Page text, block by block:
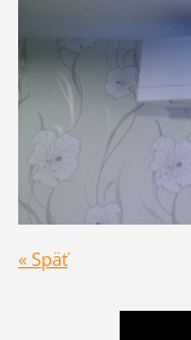
« Späť